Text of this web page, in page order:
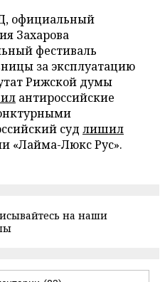
официальный
Захарова
фестиваль
за эксплуатацию
Рижской думы
антироссийские
суд лишил
«Лайма-Люкс Рус».
на наши